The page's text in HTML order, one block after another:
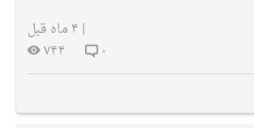
| ۴ ماه قبل
۰
۷۴۴